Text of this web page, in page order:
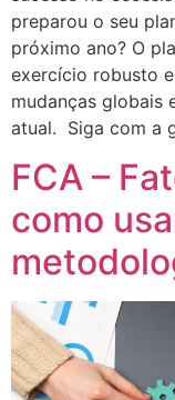
preparou o seu
próximo ano? O
exercício robusto
mudanças globais
atual. Siga com a
FCA –
como